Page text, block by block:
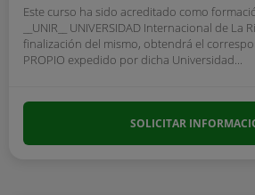
Este curso ha sido acreditado como
__UNIR__ UNIVERSIDAD Internacional de La
finalización del mismo, obtendrá el
PROPIO expedido por dicha Universidad...
SOLICITAR